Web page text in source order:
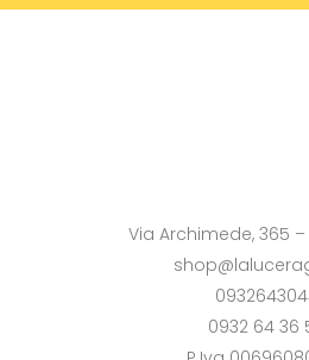
Via Archimede, 365 –
0932 64 36